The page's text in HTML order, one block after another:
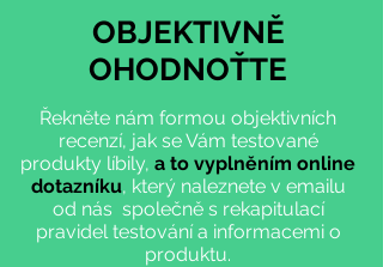
OBJEKTIVNĚ
OHODNOŤTE
Řekněte nám formou objektivních
recenzí, jak se Vám testované
produkty líbily, a to vyplněním online
dotazníku, který naleznete v emailu
od nás společně s rekapitulací
pravidel testování a informacemi o
produktu.